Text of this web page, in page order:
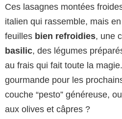
Ces lasagnes montées
italien qui rassemble, mais
feuilles bien refroidies, une
basilic, des légumes
au frais qui fait toute la
gourmande pour les
couche “pesto” généreuse,
aux olives et câpres ?